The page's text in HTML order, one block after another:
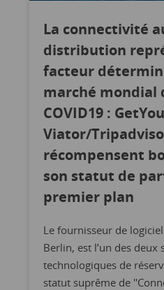
La connectivité
distribution
facteur
marché mondial
COVID19 :
Viator/
récompensent
son statut de
premier plan
Le fournisseur de
Berlin, est l’un des deux
technologiques de
statut suprême de